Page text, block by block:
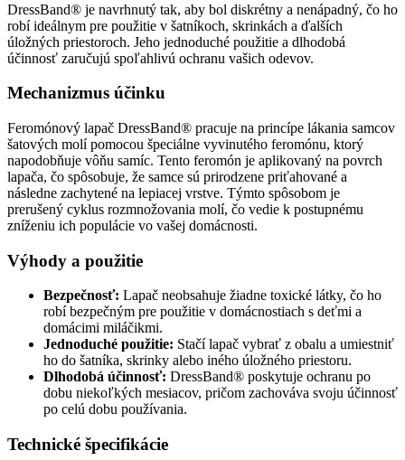
DressBand® je navrhnutý tak, aby bol diskrétny a nenápadný, čo ho
robí ideálnym pre použitie v šatníkoch, skrinkách a ďalších
úložných priestoroch. Jeho jednoduché použitie a dlhodobá
účinnosť zaručujú spoľahlivú ochranu vašich odevov.
Mechanizmus účinku
Feromónový lapač DressBand® pracuje na princípe lákania samcov
šatových molí pomocou špeciálne vyvinutého feromónu, ktorý
napodobňuje vôňu samíc. Tento feromón je aplikovaný na povrch
lapača, čo spôsobuje, že samce sú prirodzene priťahované a
následne zachytené na lepiacej vrstve. Týmto spôsobom je
prerušený cyklus rozmnožovania molí, čo vedie k postupnému
zníženiu ich populácie vo vašej domácnosti.
Výhody a použitie
Bezpečnosť: Lapač neobsahuje žiadne toxické látky, čo ho
robí bezpečným pre použitie v domácnostiach s deťmi a
domácimi miláčikmi.
Jednoduché použitie: Stačí lapač vybrať z obalu a umiestniť
ho do šatníka, skrinky alebo iného úložného priestoru.
Dlhodobá účinnosť: DressBand® poskytuje ochranu po
dobu niekoľkých mesiacov, pričom zachováva svoju účinnosť
po celú dobu používania.
Technické špecifikácie